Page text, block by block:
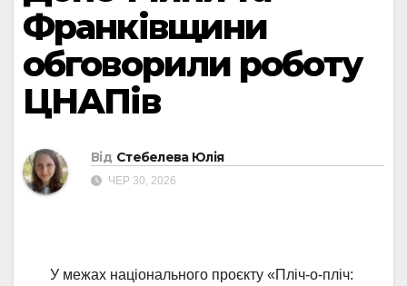
Франківщини
обговорили роботу
ЦНАПів
Від Стебелева Юлія
ЧЕР 30, 2026
У межах національного проєкту «Пліч-о-пліч: